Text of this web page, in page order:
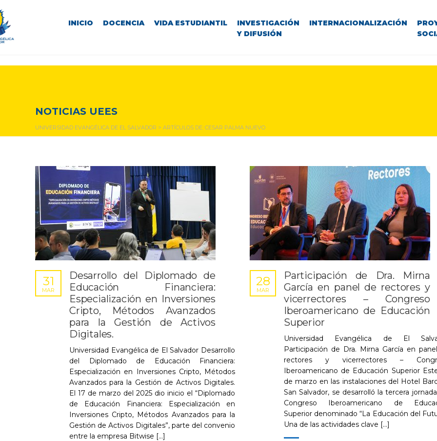
INICIO DOCENCIA VIDA ESTUDIANTIL
INVESTIGACIÓN
Y DIFUSIÓN
INTERNACIONALIZACIÓN
NOTICIAS UEES
UNIVERSIDAD EVANGÉLICA DE EL SALVADOR > ARTÍCULOS DE: CESAR PALMA NUEVO
Desarrollo del Diplomado de
Educación Financiera:
Especialización en Inversiones
Cripto, Métodos Avanzados
para la Gestión de Activos
Digitales.
31
MAR
Universidad Evangélica de El Salvador Desarrollo
del Diplomado de Educación Financiera:
Especialización en Inversiones Cripto, Métodos
Avanzados para la Gestión de Activos Digitales.
El 17 de marzo del 2025 dio inicio el “Diplomado
de Educación Financiera: Especialización en
Inversiones Cripto, Métodos Avanzados para la
Gestión de Activos Digitales”, parte del convenio
entre la empresa Bitwise [...]
Participación de Dra. Mirna
García en panel de rectores y
vicerrectores – Congreso
Iberoamericano de Educación
Superior
28
MAR
Universidad Evangélica de El
Participación de Dra. Mirna García en
rectores y vicerrectores –
Iberoamericano de Educación Superior
de marzo en las instalaciones del Hotel
San Salvador, se desarrolló la tercera
Congreso Iberoamericano de
Superior denominado “La Educación del
Una de las actividades clave [...]